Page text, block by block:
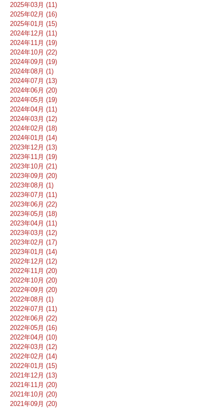
2025年03月 (11)
2025年02月 (16)
2025年01月 (15)
2024年12月 (11)
2024年11月 (19)
2024年10月 (22)
2024年09月 (19)
2024年08月 (1)
2024年07月 (13)
2024年06月 (20)
2024年05月 (19)
2024年04月 (11)
2024年03月 (12)
2024年02月 (18)
2024年01月 (14)
2023年12月 (13)
2023年11月 (19)
2023年10月 (21)
2023年09月 (20)
2023年08月 (1)
2023年07月 (11)
2023年06月 (22)
2023年05月 (18)
2023年04月 (11)
2023年03月 (12)
2023年02月 (17)
2023年01月 (14)
2022年12月 (12)
2022年11月 (20)
2022年10月 (20)
2022年09月 (20)
2022年08月 (1)
2022年07月 (11)
2022年06月 (22)
2022年05月 (16)
2022年04月 (10)
2022年03月 (12)
2022年02月 (14)
2022年01月 (15)
2021年12月 (13)
2021年11月 (20)
2021年10月 (20)
2021年09月 (20)